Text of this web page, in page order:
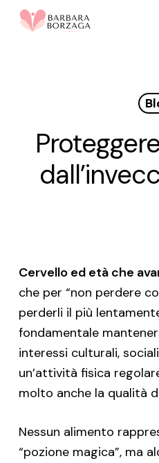
Skip
Cervello ed età che
che per “non perdere
perderli il più
fondamentale
interessi culturali,
un’attività fisica
molto anche la qualità
Nessun alimento
“pozione magica”, ma